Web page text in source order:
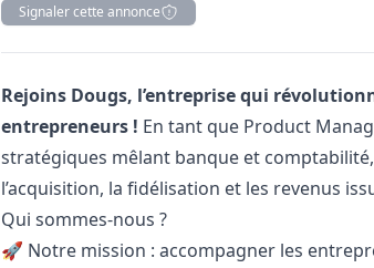
Signaler cette annonce
Description
Rejoins Dougs, l’entreprise qui
entrepreneurs ! En tant que Product
stratégiques mêlant banque et
l’acquisition, la fidélisation et les revenus
Qui sommes-nous ?
🚀 Notre mission : accompagner les